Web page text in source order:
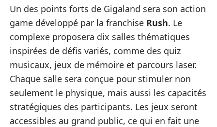
Un des points forts de Gigaland sera son action
game développé par la franchise Rush. Le
complexe proposera dix salles thématiques
inspirées de défis variés, comme des quiz
musicaux, jeux de mémoire et parcours laser.
Chaque salle sera conçue pour stimuler non
seulement le physique, mais aussi les capacités
stratégiques des participants. Les jeux seront
accessibles au grand public, ce qui en fait une